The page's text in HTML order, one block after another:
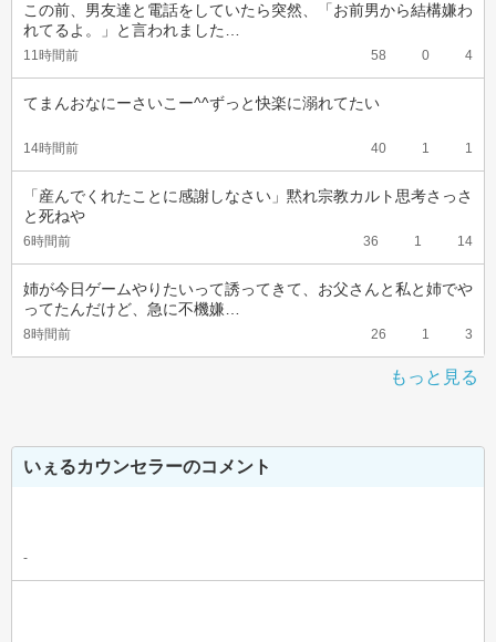
この前、男友達と電話をしていたら突然、「お前男から結構嫌わ
れてるよ。」と言われました…
11時間前 58 0 4
てまんおなにーさいこー^^ずっと快楽に溺れてたい
14時間前 40 1 1
「産んでくれたことに感謝しなさい」黙れ宗教カルト思考さっさ
と死ねや
6時間前 36 1 14
姉が今日ゲームやりたいって誘ってきて、お父さんと私と姉でや
ってたんだけど、急に不機嫌…
8時間前 26 1 3
もっと見る
いぇるカウンセラーのコメント
-